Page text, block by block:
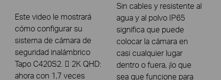
Este video le mostrará
cómo configurar su
sistema de cámara de
seguridad inalámbrico
Tapo C420S2.  2K QHD:
ahora con 1,7 veces
Sin cables y resistente al
agua y al polvo IP65
significa que puede
colocar la cámara en
casi cualquier lugar
dentro o fuera, ¡lo que
sea que funcione para